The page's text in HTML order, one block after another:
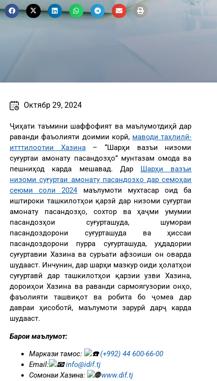
Октябр 29, 2024
Ҷиҳати таъмини шаффофият ва маълумотдиҳӣ дар
раванди фаъолияти доимии корӣ, маводи таҳлилӣ-
итттилоотии Хазина– “Шарҳи вазъи низоми
суғуртаи амонату пасандозҳо” мунтазам омода ва
пешниҳод карда мешавад. Дар
Шарҳи вазъи
низоми суғуртаи амонату пасандозҳо дар семоҳаи
сеюми соли 2024 маълумоти мухтасар оид ба
иштироки ташкилотҳои қарзӣ дар низоми суғуртаи
амонату пасандозҳо, сохтор ва ҳаҷми умумии
пасандозҳои суғурташуда, шумораи
пасандоздорони суғурташуда ва ҳиссаи
пасандоздорони пурра суғурташуда, уҳдадории
суғуртавии Хазина ва суръати афзоиши он оварда
шудааст. Инчунин, дар шарҳи мазкур оиди ҳолатҳои
суғуртавӣ дар ташкилотҳои қарзии узви Хазина,
дороиҳои Хазина ва раванди сармоягузории онҳо,
фаъолияти ташвиқот ва робита бо ҷомеа дар
давраи ҳисоботӣ, маълумоти зарурӣ дарҷ карда
шудааст.
Барои маълумот:
Маркази тамос:
(+992) 44 600-66-00
Еmail:
info@idif.tj
Сомонаи Хазина:
www.dif.tj